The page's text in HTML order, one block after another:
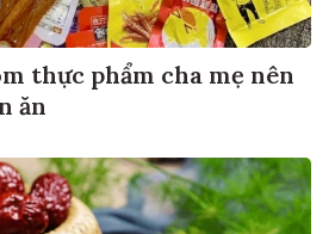
thực phẩm cha mẹ nên
ăn